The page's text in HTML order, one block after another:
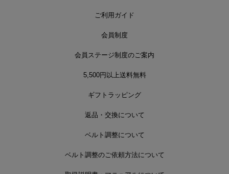
ご利用ガイド
会員制度
会員ステージ制度のご案内
5,500円以上送料無料
ギフトラッピング
返品・交換について
ベルト調整について
ベルト調整のご依頼方法について